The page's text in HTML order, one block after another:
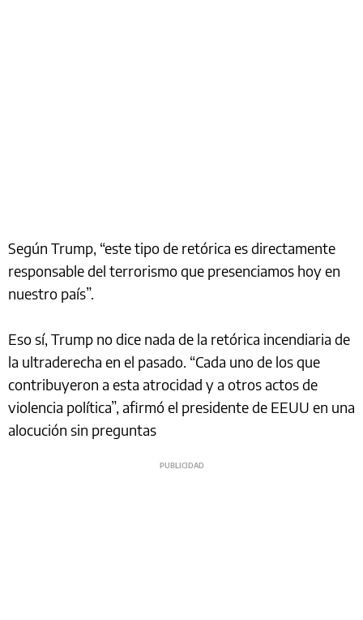
Según Trump, “este tipo de retórica es directamente
responsable del terrorismo que presenciamos hoy en
nuestro país”.
Eso sí, Trump no dice nada de la retórica incendiaria de
la ultraderecha en el pasado. “Cada uno de los que
contribuyeron a esta atrocidad y a otros actos de
violencia política”, afirmó el presidente de EEUU en una
alocución sin preguntas